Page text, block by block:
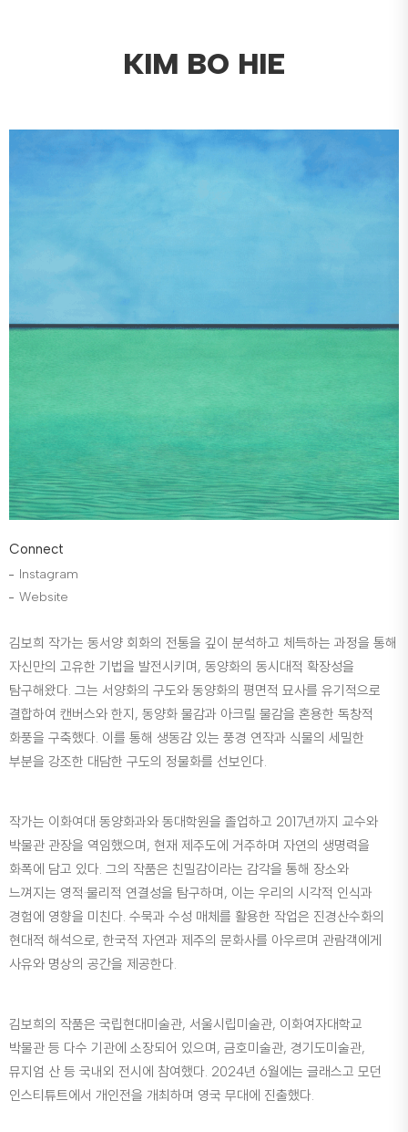
KIM BO HIE
Connect
Instagram
Website
김보희 작가는 동서양 회화의 전통을 깊이 분석하고 체득하는 과정을 통해
자신만의 고유한 기법을 발전시키며, 동양화의 동시대적 확장성을
탐구해왔다. 그는 서양화의 구도와 동양화의 평면적 묘사를 유기적으로
결합하여 캔버스와 한지, 동양화 물감과 아크릴 물감을 혼용한 독창적
화풍을 구축했다. 이를 통해 생동감 있는 풍경 연작과 식물의 세밀한
부분을 강조한 대담한 구도의 정물화를 선보인다.
작가는 이화여대 동양화과와 동대학원을 졸업하고 2017년까지 교수와
박물관 관장을 역임했으며, 현재 제주도에 거주하며 자연의 생명력을
화폭에 담고 있다. 그의 작품은 친밀감이라는 감각을 통해 장소와
느껴지는 영적·물리적 연결성을 탐구하며, 이는 우리의 시각적 인식과
경험에 영향을 미친다. 수묵과 수성 매체를 활용한 작업은 진경산수화의
현대적 해석으로, 한국적 자연과 제주의 문화사를 아우르며 관람객에게
사유와 명상의 공간을 제공한다.
김보희의 작품은 국립현대미술관, 서울시립미술관, 이화여자대학교
박물관 등 다수 기관에 소장되어 있으며, 금호미술관, 경기도미술관,
뮤지엄 산 등 국내외 전시에 참여했다. 2024년 6월에는 글래스고 모던
인스티튜트에서 개인전을 개최하며 영국 무대에 진출했다.